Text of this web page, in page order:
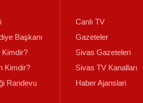
Başkanı
Kimdir?
Kimdir?
Randevu
Canlı TV
Gazeteler
Sivas Gazeteleri
Sivas TV Kanalları
Haber Ajanslari